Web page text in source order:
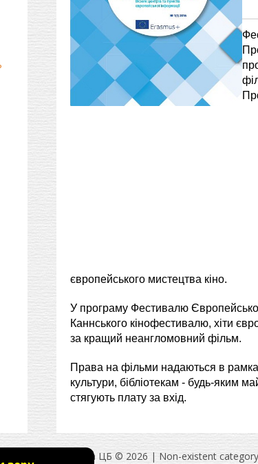
європейського мистецтва кіно.
У програму Фестивалю
Каннського кінофестивалю, хіти
за кращий неангломовний фільм.
Права на фільми надаються в
культури, бібліотекам - будь-яким
стягують плату за вхід.
Полонська ЦБ © 2026 | Non-existent category